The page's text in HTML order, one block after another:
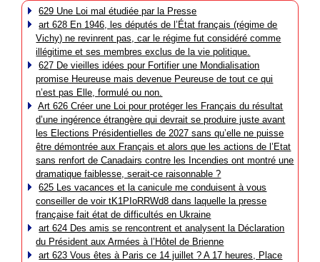
629 Une Loi mal étudiée par la Presse
art 628 En 1946, les députés de l’État français (régime de
Vichy) ne revinrent pas, car le régime fut considéré comme
illégitime et ses membres exclus de la vie politique.
627 De vieilles idées pour Fortifier une Mondialisation
promise Heureuse mais devenue Peureuse de tout ce qui
n’est pas Elle, formulé ou non.
Art 626 Créer une Loi pour protéger les Français du résultat
d’une ingérence étrangère qui devrait se produire juste avant
les Elections Présidentielles de 2027 sans qu’elle ne puisse
être démontrée aux Français et alors que les actions de l’Etat
sans renfort de Canadairs contre les Incendies ont montré une
dramatique faiblesse, serait-ce raisonnable ?
625 Les vacances et la canicule me conduisent à vous
conseiller de voir tK1PIoRRWd8 dans laquelle la presse
française fait état de difficultés en Ukraine
art 624 Des amis se rencontrent et analysent la Déclaration
du Président aux Armées à l’Hôtel de Brienne
art 623 Vous êtes à Paris ce 14 juillet ? A 17 heures, Place